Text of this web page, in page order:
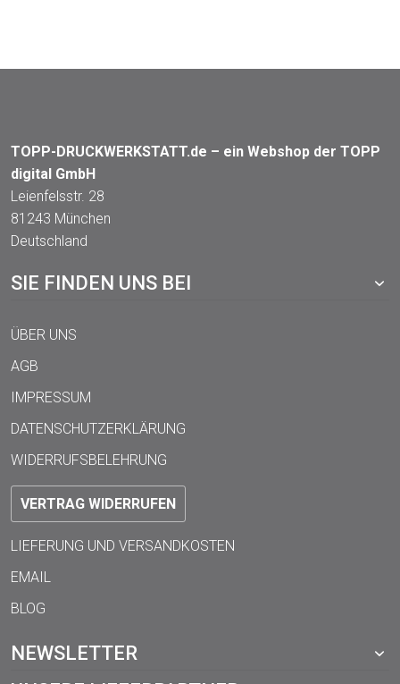
TOPP-DRUCKWERKSTATT.de – ein Webshop der TOPP
digital GmbH
Leienfelsstr. 28
81243 München
Deutschland
SIE FINDEN UNS BEI
ÜBER UNS
AGB
IMPRESSUM
DATENSCHUTZERKLÄRUNG
WIDERRUFSBELEHRUNG
VERTRAG WIDERRUFEN
LIEFERUNG UND VERSANDKOSTEN
EMAIL
BLOG
NEWSLETTER